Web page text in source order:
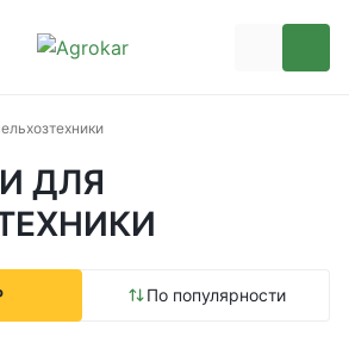
ДЛЯ
По популярности